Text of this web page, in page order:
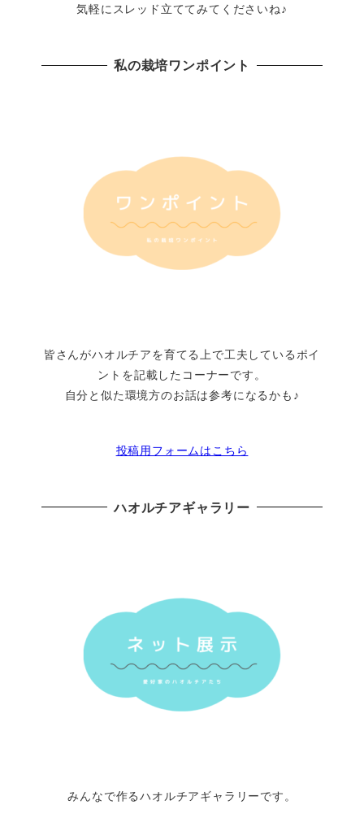
気軽にスレッド立ててみてくださいね♪
私の栽培ワンポイント
皆さんがハオルチアを育てる上で工夫しているポイ
ントを記載したコーナーです。
自分と似た環境方のお話は参考になるかも♪
投稿用フォームはこちら
ハオルチアギャラリー
みんなで作るハオルチアギャラリーです。